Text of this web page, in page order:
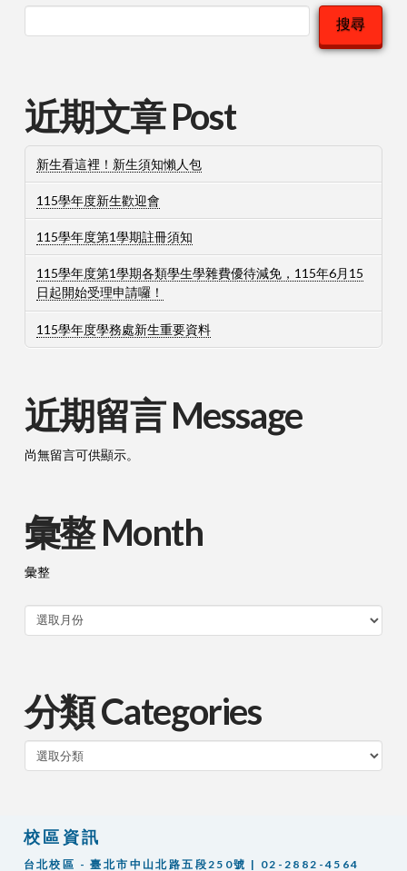
搜尋
近期文章 Post
新生看這裡！新生須知懶人包
115學年度新生歡迎會
115學年度第1學期註冊須知
115學年度第1學期各類學生學雜費優待減免，115年6月15
日起開始受理申請囉！
115學年度學務處新生重要資料
近期留言 Message
尚無留言可供顯示。
彙整 Month
彙整
分類 Categories
類
校區資訊
台北校區 - 臺北市中山北路五段250號 | 02-2882-4564